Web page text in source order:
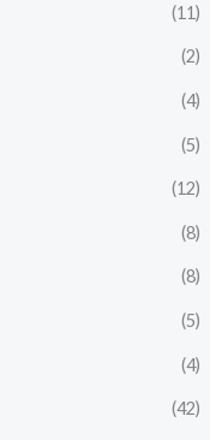
(11)
(2)
(4)
(5)
(12)
(8)
(8)
(5)
(4)
(42)